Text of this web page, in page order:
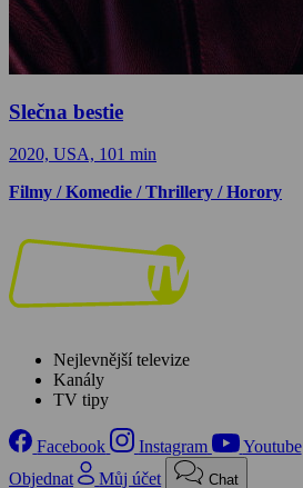
Slečna bestie
2020, USA, 101 min
Filmy / Komedie / Thrillery / Horory
Nejlevnější televize
Kanály
TV tipy
Facebook Instagram
Youtube
Objednat
Můj účet Chat